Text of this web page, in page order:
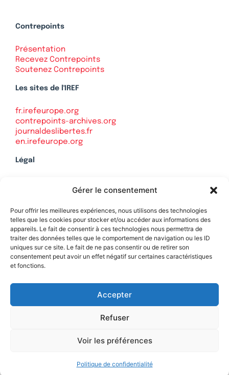
Gérer le consentement
Pour offrir les meilleures expériences, nous utilisons des technologies
telles que les cookies pour stocker et/ou accéder aux informations des
appareils. Le fait de consentir à ces technologies nous permettra de
traiter des données telles que le comportement de navigation ou les ID
uniques sur ce site. Le fait de ne pas consentir ou de retirer son
consentement peut avoir un effet négatif sur certaines caractéristiques
et fonctions.
Accepter
Refuser
Voir les préférences
Politique de confidentialité
Contrepoints
Présentation
Recevez Contrepoints
Soutenez Contrepoints
Les sites de l'IREF
fr.irefeurope.org
contrepoints-archives.org
journaldeslibertes.fr
en.irefeurope.org
Légal
Politique de confidentialité
Contact
Soutenez Contrepoints
une réalisation SCENE 64